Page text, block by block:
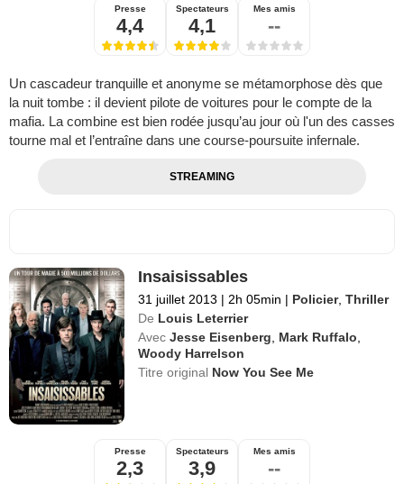
Presse
4,4
Spectateurs
4,1
Mes amis
--
Un cascadeur tranquille et anonyme se métamorphose dès que
la nuit tombe : il devient pilote de voitures pour le compte de la
mafia. La combine est bien rodée jusqu’au jour où l'un des casses
tourne mal et l’entraîne dans une course-poursuite infernale.
STREAMING
Insaisissables
31 juillet 2013 | 2h 05min | Policier,Thriller
De Louis Leterrier
Avec Jesse Eisenberg Mark Ruffalo
Woody Harrelson
Titre original Now You See Me
Presse
2,3
Spectateurs
3,9
Mes amis
--